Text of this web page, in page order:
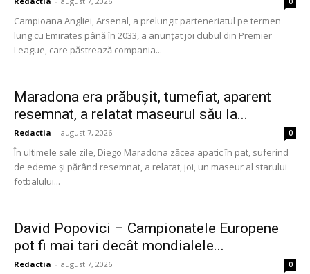
Campioana Angliei, Arsenal, a prelungit parteneriatul pe termen
lung cu Emirates până în 2033, a anunţat joi clubul din Premier
League, care păstrează compania...
Maradona era prăbuşit, tumefiat, aparent
resemnat, a relatat maseurul său la...
Redactia - august 7, 2026 0
În ultimele sale zile, Diego Maradona zăcea apatic în pat, suferind
de edeme şi părând resemnat, a relatat, joi, un maseur al starului
fotbalului...
David Popovici – Campionatele Europene
pot fi mai tari decât mondialele...
Redactia - august 7, 2026 0